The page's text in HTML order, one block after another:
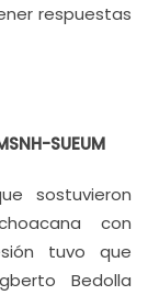
respuestas
SUEUM
sostuvieron
con
tuvo que
Bedolla